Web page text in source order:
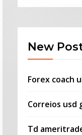
New
Forex coach
Correios usd
Td